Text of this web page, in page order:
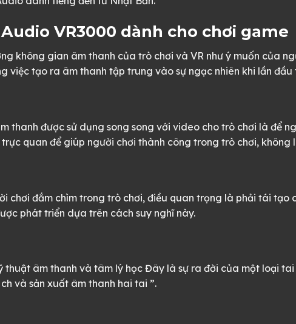
VR3000 dành cho chơi game
không gian âm thanh của trò chơi và VR như ý muốn của
việc tạo ra âm thanh tập trung vào sự ngạc nhiên khi lần
thanh được sử dụng song song với video cho trò chơi là để
quan để giúp người chơi thành công trong trò chơi, không
chơi đắm chìm trong trò chơi, điều quan trọng là phải tái
phát triển dựa trên cách suy nghĩ này.
thuật âm thanh và tâm lý học Đây là sự ra đời của một loại
và sản xuất âm thanh hai tai ”.